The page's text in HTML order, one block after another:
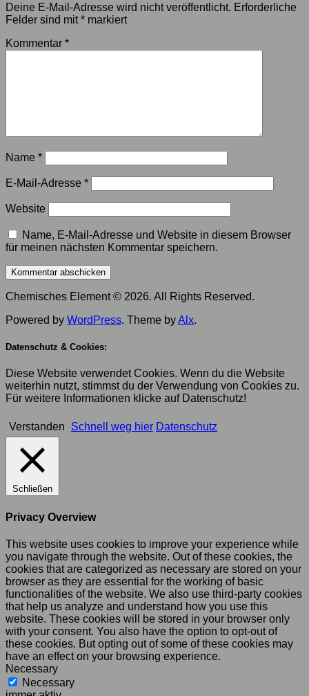
Deine E-Mail-Adresse wird nicht veröffentlicht. Erforderliche
Felder sind mit* markiert
Kommentar *
Name *
E-Mail-Adresse *
Website
Name, E-Mail-Adresse und Website in diesem Browser
für meinen nächsten Kommentar speichern.
Chemisches Element © 2026. All Rights Reserved.
Powered by WordPress. Theme byAlx.
Datenschutz & Cookies:
Diese Website verwendet Cookies. Wenn du die Website
weiterhin nutzt, stimmst du der Verwendung von Cookies zu.
Für weitere Informationen klicke auf Datenschutz!
Verstanden Schnell weg hier Datenschutz
Schließen
Privacy Overview
This website uses cookies to improve your experience while
you navigate through the website. Out of these cookies, the
cookies that are categorized as necessary are stored on your
browser as they are essential for the working of basic
functionalities of the website. We also use third-party cookies
that help us analyze and understand how you use this
website. These cookies will be stored in your browser only
with your consent. You also have the option to opt-out of
these cookies. But opting out of some of these cookies may
have an effect on your browsing experience.
Necessary
Necessary